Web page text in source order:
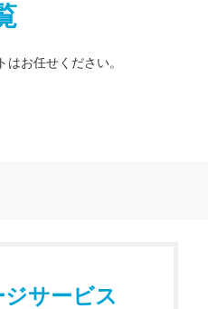
お任せください。
サービス